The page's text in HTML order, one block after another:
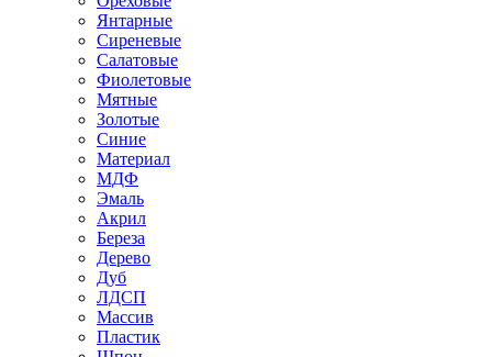
Янтарные
Сиреневые
Салатовые
Фиолетовые
Мятные
Золотые
Синие
Материал
МДФ
Эмаль
Акрил
Береза
Дерево
Дуб
ЛДСП
Массив
Пластик